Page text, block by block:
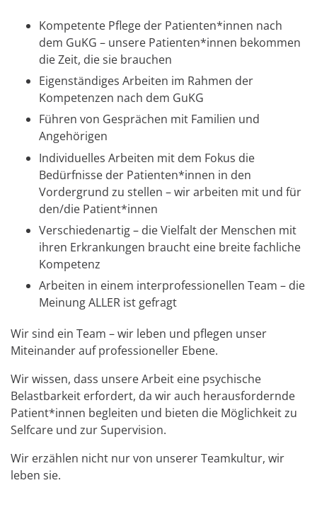
Kompetente Pflege der Patienten*innen nach
dem GuKG – unsere Patienten*innen bekommen
die Zeit, die sie brauchen
Eigenständiges Arbeiten im Rahmen der
Kompetenzen nach dem GuKG
Führen von Gesprächen mit Familien und
Angehörigen
Individuelles Arbeiten mit dem Fokus die
Bedürfnisse der Patienten*innen in den
Vordergrund zu stellen – wir arbeiten mit und für
den/die Patient*innen
Verschiedenartig – die Vielfalt der Menschen mit
ihren Erkrankungen braucht eine breite fachliche
Kompetenz
Arbeiten in einem interprofessionellen Team – die
Meinung ALLER ist gefragt
Wir sind ein Team – wir leben und pflegen unser
Miteinander auf professioneller Ebene.
Wir wissen, dass unsere Arbeit eine psychische
Belastbarkeit erfordert, da wir auch herausfordernde
Patient*innen begleiten und bieten die Möglichkeit zu
Selfcare und zur Supervision.
Wir erzählen nicht nur von unserer Teamkultur, wir
leben sie.